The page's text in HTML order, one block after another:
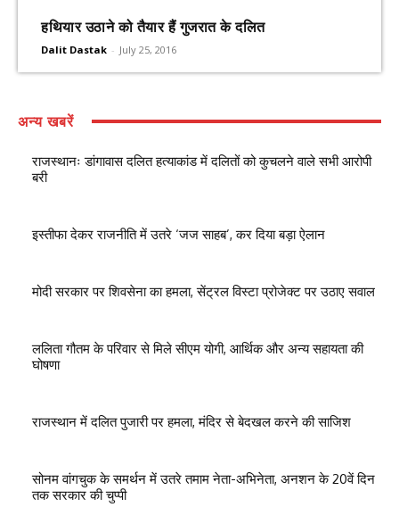
हथियार उठाने को तैयार हैं गुजरात के दलित
Dalit Dastak - July 25, 2016
अन्य खबरें
राजस्थानः डांगावास दलित हत्याकांड में दलितों को कुचलने वाले सभी आरोपी
बरी
इस्तीफा देकर राजनीति में उतरे ‘जज साहब’, कर दिया बड़ा ऐलान
मोदी सरकार पर शिवसेना का हमला, सेंट्रल विस्टा प्रोजेक्ट पर उठाए सवाल
ललिता गौतम के परिवार से मिले सीएम योगी, आर्थिक और अन्य सहायता की
घोषणा
राजस्थान में दलित पुजारी पर हमला, मंदिर से बेदखल करने की साजिश
सोनम वांगचुक के समर्थन में उतरे तमाम नेता-अभिनेता, अनशन के 20वें दिन
तक सरकार की चुप्पी